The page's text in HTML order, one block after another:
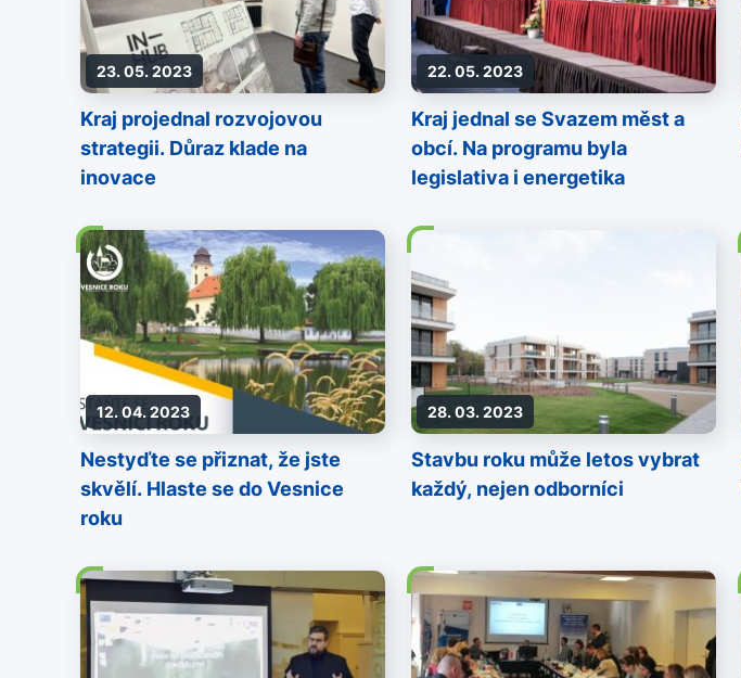
23. 05. 2023
Kraj projednal rozvojovou
strategii. Důraz klade na
inovace
22. 05. 2023
Kraj jednal se Svazem měst a
obcí. Na programu byla
legislativa i energetika
12. 04. 2023
Nestyďte se přiznat, že jste
skvělí. Hlaste se do Vesnice
roku
28. 03. 2023
Stavbu roku může letos vybrat
každý, nejen odborníci